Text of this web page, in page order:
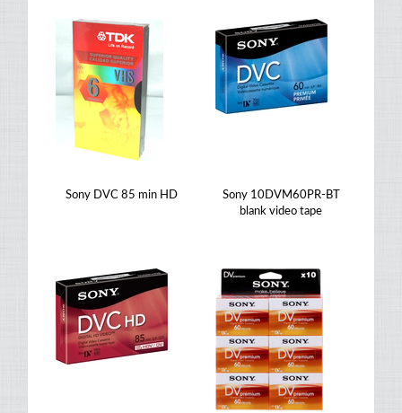
Sony DVC 85 min HD
Sony 10DVM60PR-BT
blank video tape